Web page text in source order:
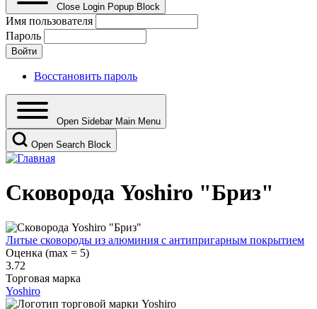
Close Login Popup Block
Имя пользователя
Пароль
Восстановить пароль
Open Sidebar Main Menu
Open Search Block
Сковорода Yoshiro "Бриз"
Литые сковороды из алюминия с антипригарным покрытием
Оценка (max = 5)
3.72
Торговая марка
Yoshiro